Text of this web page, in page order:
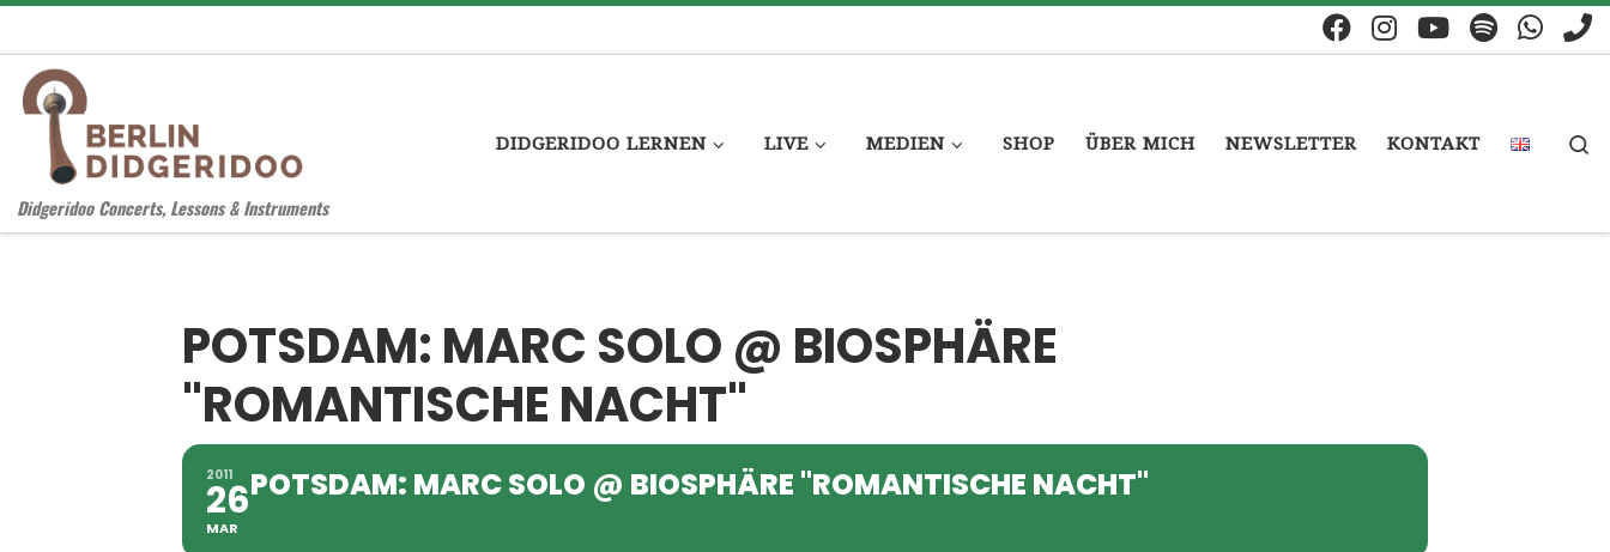
Didgeridoo Concerts, Lessons & Instruments
DIDGERIDOO LERNEN LIVE MEDIEN SHOP ÜBER MICH NEWSLETTER KONTAKT
POTSDAM: MARC SOLO @ BIOSPHÄRE
"ROMANTISCHE NACHT"
2011
26
MAR
POTSDAM: MARC SOLO @ BIOSPHÄRE "ROMANTISCHE NACHT"